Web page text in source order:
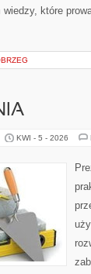
wiedzy, które
KWI - 5 - 2026